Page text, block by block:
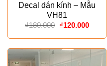
Decal dán kính – Mẫu
VH81
₫180.000 Giá
là:
₫180.000.
₫120.000Giá
tại
là: